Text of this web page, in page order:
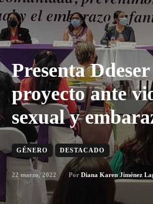
Presenta
proyecto ante
sexual y
GÉNERO DESTACADO
22 marzo, 2022 Por Diana Karen Jiménez